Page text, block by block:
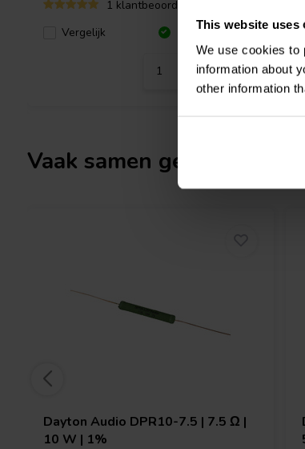
This website uses
We use cookies to
information about
other information
1 klantbeoordelingen
Vergelijk
14 Op voorraad
Vaak samen gekocht
Dayton Audio DPR10-7.5 | 7.5 Ω |
10 W | 1%